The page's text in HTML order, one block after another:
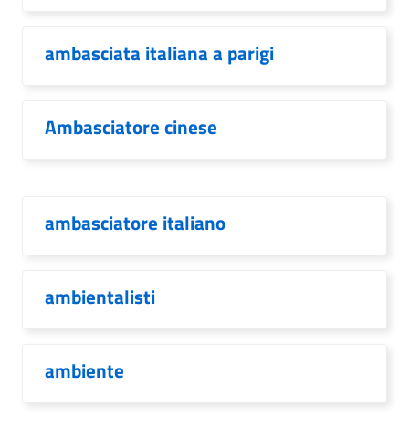
ambasciata italiana a parigi
Ambasciatore cinese
ambasciatore italiano
ambientalisti
ambiente